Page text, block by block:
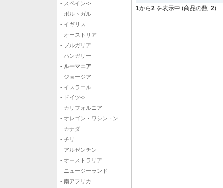
- スペイン->
- ポルトガル
- イギリス
- オーストリア
- ブルガリア
- ハンガリー
- ルーマニア
- ジョージア
- イスラエル
- ドイツ->
- カリフォルニア
- オレゴン・ワシントン
- カナダ
- チリ
- アルゼンチン
- オーストラリア
- ニュージーランド
- 南アフリカ
1から2 を表示中 (商品の数: 2)